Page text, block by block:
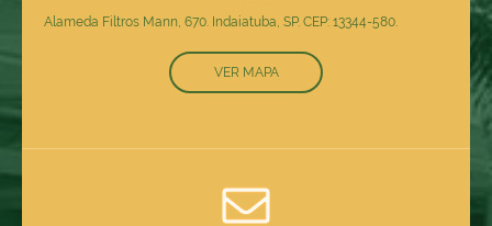
Alameda Filtros Mann, 670. Indaiatuba, SP. CEP: 13344-580.
VER MAPA